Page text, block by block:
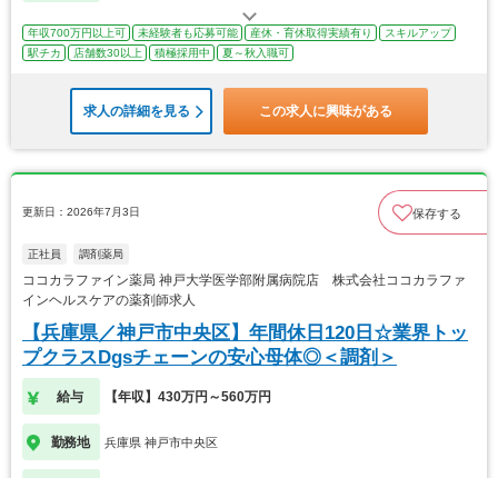
年収700万円以上可 未経験者も応募可能 産休・育休取得実績有り
スキルアップ
駅チカ
店舗数30以上 積極採用中 夏～秋入職可
求人の詳細を見る この求人に興味がある
更新日：2026年7月3日 保存する
正社員 調剤薬局
ココカラファイン薬局 神戸大学医学部附属病院店 株式会社ココカラファ
インヘルスケアの薬剤師求人
【兵庫県／神戸市中央区】年間休日120日☆業界トッ
プクラスDgsチェーンの安心母体◎＜調剤＞
給与 【年収】430万円～560万円
勤務地 兵庫県 神戸市中央区